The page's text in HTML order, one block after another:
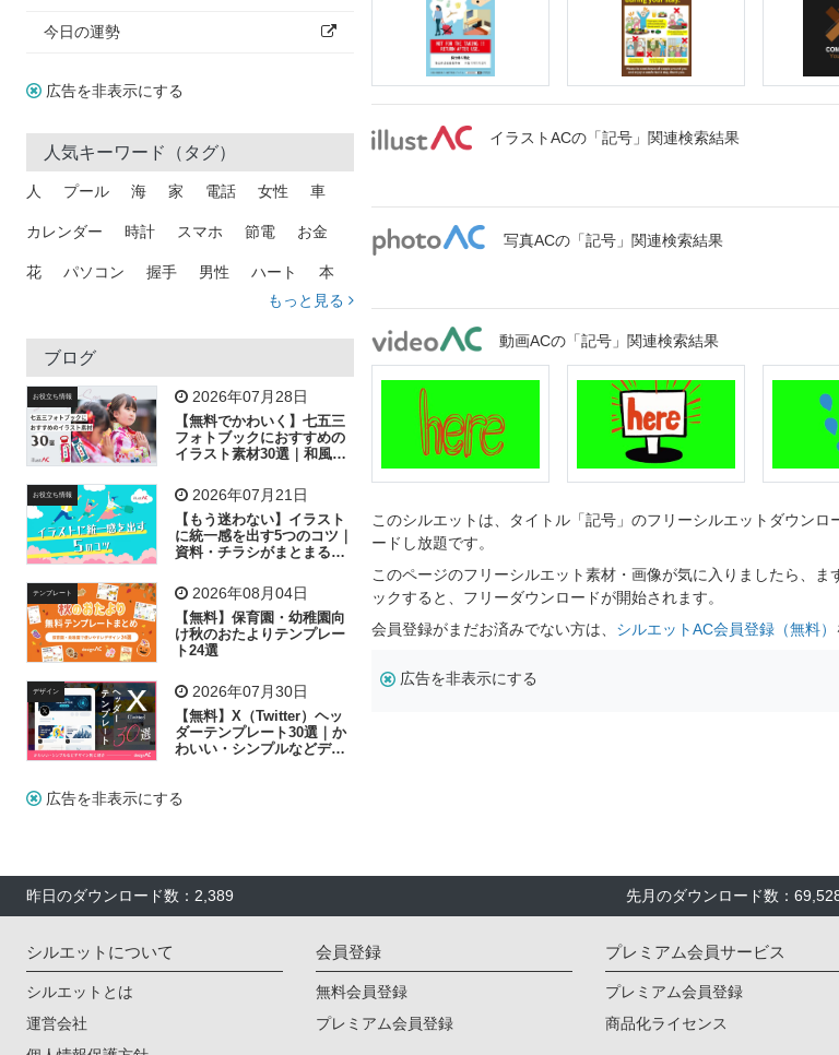
今日の運勢
広告を非表示にする
人気キーワード（タグ）
人 プール 海 家 電話 女性 車
カレンダー 時計 スマホ 節電 お金
花 パソコン 握手 男性 ハート 本
トラック 木
吹き出し
飛行機 グラフ ビル 魚 家族 書類
歩く 工場 会社 太陽 キラキラ
子供 作業員 相談 ピクトグラム
もっと見る
ブログ
お役立ち情報 2026年07月28日
【無料でかわいく】七五三
フォトブックにおすすめの
イラスト素材30選｜和風の
お役立ち情報 2026年07月21日
【もう迷わない】イラスト
に統一感を出す5つのコツ｜
資料・チラシがまとまるフ
テンプレート 2026年08月04日
【無料】保育園・幼稚園向
け秋のおたよりテンプレー
ト24選
デザイン 2026年07月30日
【無料】X（Twitter）ヘッ
ダーテンプレート30選｜か
わいい・シンプルなどデザ
広告を非表示にする
イラストACの「記号」関連検索結果
写真ACの「記号」関連検索結果
動画ACの「記号」関連検索結果
このシルエットは、タイトル「記号」のフリーシルエットダウン
ードし放題です。
このページのフリーシルエット素材・画像が気に入りましたら、ま
ックすると、フリーダウンロードが開始されます。
会員登録がまだお済みでない方は、 シルエットAC会員登録（無料）
広告を非表示にする
昨日のダウンロード数：2,389 先月のダウンロード数：
シルエットについて
シルエットとは
運営会社
会員登録
無料会員登録
プレミアム会員登録
プレミアム会員サービス
プレミアム会員登録
商品化ライセンス